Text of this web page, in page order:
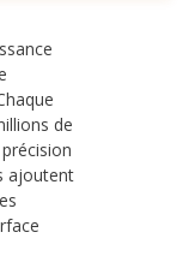
de
ajoutent